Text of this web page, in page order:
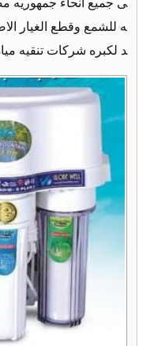
ى جميع انحاء جمهوريه
ه للشمع وقطع الغيار
د لكبره شركات تنقيه